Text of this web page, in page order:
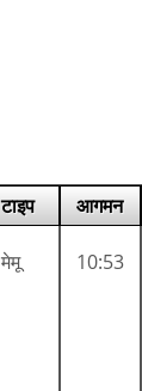
टाइप आगमन
मेमू 10:53